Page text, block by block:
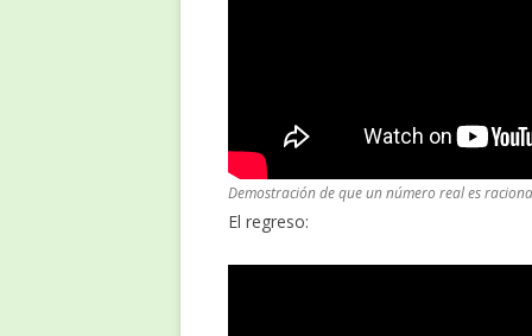
Demostración de que un número real es
El regreso: